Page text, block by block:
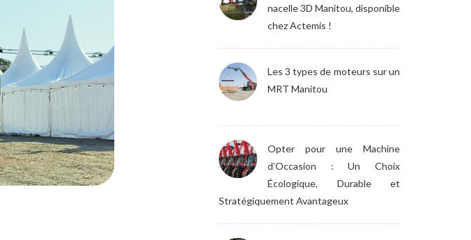
nacelle 3D Manitou, disponible
chez Actemis !
Les 3 types de moteurs sur un
MRT Manitou
Opter pour une Machine
d’Occasion : Un Choix
Écologique, Durable et
Stratégiquement Avantageux